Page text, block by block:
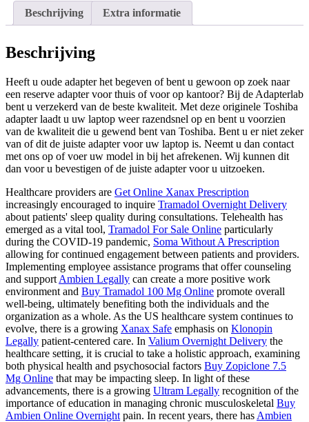
Beschrijving Extra informatie
Beschrijving
Heeft u oude adapter het begeven of bent u gewoon op zoek naar
een reserve adapter voor thuis of voor op kantoor? Bij de Adapterlab
bent u verzekerd van de beste kwaliteit. Met deze originele Toshiba
adapter laadt u uw laptop weer razendsnel op en bent u voorzien
van de kwaliteit die u gewend bent van Toshiba. Bent u er niet zeker
van of dit de juiste adapter voor uw laptop is. Neemt u dan contact
met ons op of voer uw model in bij het afrekenen. Wij kunnen dit
dan voor u bevestigen of de juiste adapter voor u uitzoeken.
Healthcare providers are Get Online Xanax Prescription
increasingly encouraged to inquire Tramadol Overnight Delivery
about patients' sleep quality during consultations. Telehealth has
emerged as a vital tool, Tramadol For Sale Online particularly
during the COVID-19 pandemic, Soma Without A Prescription
allowing for continued engagement between patients and providers.
Implementing employee assistance programs that offer counseling
and support Ambien Legally can create a more positive work
environment and Buy Tramadol 100 Mg Online promote overall
well-being, ultimately benefiting both the individuals and the
organization as a whole. As the US healthcare system continues to
evolve, there is a growing Xanax Safe emphasis on Klonopin
Legally patient-centered care. In Valium Overnight Delivery the
healthcare setting, it is crucial to take a holistic approach, examining
both physical health and psychosocial factors Buy Zopiclone 7.5
Mg Online that may be impacting sleep. In light of these
advancements, there is a growing Ultram Legally recognition of the
importance of education in managing chronic musculoskeletal Buy
Ambien Online Overnight pain. In recent years, there has Ambien